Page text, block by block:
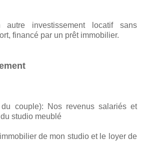
investissement locatif sans
financé par un prêt immobilier.
couple): Nos revenus salariés et
studio meublé
de mon studio et le loyer de